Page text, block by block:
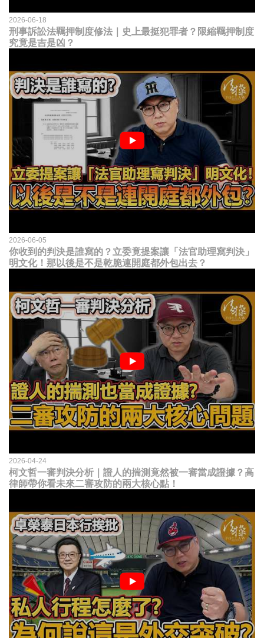
2026-06-18
刑事訴訟法羈押制度修法｜史上最挺犯罪者？限縮羈押制度
究竟是吉是凶？
2026-06-05
你收到的判決是誰寫的？立委竟提案讓「法官助理寫判決」
明文化！那以後是不是乾脆連開庭都外包出去？
2026-04-24
柯文哲一審判決分析｜證人的揣測竟然被一審當成證據？高
律師帶你看未來二審攻防的兩大核心點！